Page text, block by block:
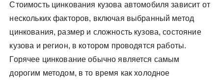
Стоимость цинкования кузова автомобиля зависит от
нескольких факторов, включая выбранный метод
цинкования, размер и сложность кузова, состояние
кузова и регион, в котором проводятся работы.
Горячее цинкование обычно является самым
дорогим методом, в то время как холодное